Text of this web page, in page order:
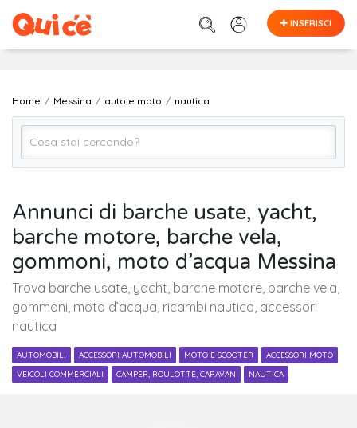
INSERISCI
Home Messina auto e moto nautica
Messina
Cerca
Annunci di barche usate, yacht,
barche motore, barche vela,
gommoni, moto d’acqua Messina
Trova barche usate, yacht, barche motore, barche vela,
gommoni, moto d’acqua, ricambi nautica, accessori
nautica
AUTOMOBILI ACCESSORI AUTOMOBILI MOTO E SCOOTER
ACCESSORI MOTO
VEICOLI COMMERCIALI
CAMPER, ROULOTTE, CARAVAN NAUTICA